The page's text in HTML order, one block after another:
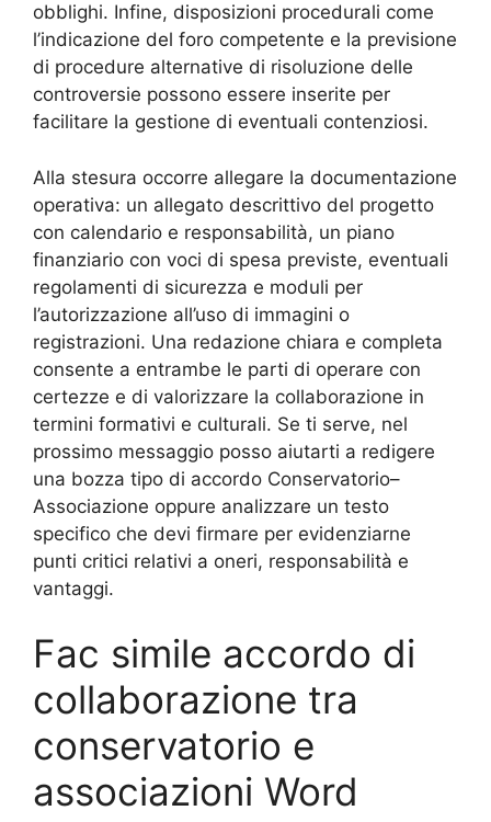
obblighi. Infine, disposizioni procedurali come
l’indicazione del foro competente e la previsione
di procedure alternative di risoluzione delle
controversie possono essere inserite per
facilitare la gestione di eventuali contenziosi.
Alla stesura occorre allegare la documentazione
operativa: un allegato descrittivo del progetto
con calendario e responsabilità, un piano
finanziario con voci di spesa previste, eventuali
regolamenti di sicurezza e moduli per
l’autorizzazione all’uso di immagini o
registrazioni. Una redazione chiara e completa
consente a entrambe le parti di operare con
certezze e di valorizzare la collaborazione in
termini formativi e culturali. Se ti serve, nel
prossimo messaggio posso aiutarti a redigere
una bozza tipo di accordo Conservatorio–
Associazione oppure analizzare un testo
specifico che devi firmare per evidenziarne
punti critici relativi a oneri, responsabilità e
vantaggi.
Fac simile accordo di
collaborazione tra
conservatorio e
associazioni​ Word